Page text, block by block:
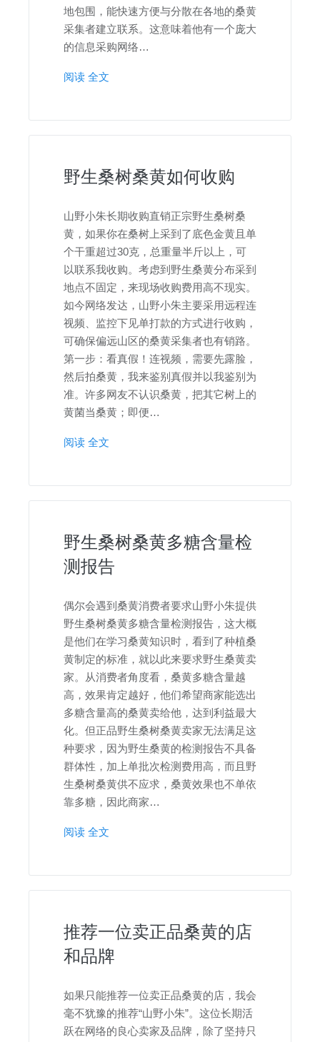
地包围，能快速方便与分散在各地的桑黄
采集者建立联系。这意味着他有一个庞大
的信息采购网络…
阅读 全文
野生桑树桑黄如何收购
山野小朱长期收购直销正宗野生桑树桑
黄，如果你在桑树上采到了底色金黄且单
个干重超过30克，总重量半斤以上，可
以联系我收购。考虑到野生桑黄分布采到
地点不固定，来现场收购费用高不现实。
如今网络发达，山野小朱主要采用远程连
视频、监控下见单打款的方式进行收购，
可确保偏远山区的桑黄采集者也有销路。
第一步：看真假！连视频，需要先露脸，
然后拍桑黄，我来鉴别真假并以我鉴别为
准。许多网友不认识桑黄，把其它树上的
黄菌当桑黄；即便…
阅读 全文
野生桑树桑黄多糖含量检
测报告
偶尔会遇到桑黄消费者要求山野小朱提供
野生桑树桑黄多糖含量检测报告，这大概
是他们在学习桑黄知识时，看到了种植桑
黄制定的标准，就以此来要求野生桑黄卖
家。从消费者角度看，桑黄多糖含量越
高，效果肯定越好，他们希望商家能选出
多糖含量高的桑黄卖给他，达到利益最大
化。但正品野生桑树桑黄卖家无法满足这
种要求，因为野生桑黄的检测报告不具备
群体性，加上单批次检测费用高，而且野
生桑树桑黄供不应求，桑黄效果也不单依
靠多糖，因此商家…
阅读 全文
推荐一位卖正品桑黄的店
和品牌
如果只能推荐一位卖正品桑黄的店，我会
毫不犹豫的推荐“山野小朱”。这位长期活
跃在网络的良心卖家及品牌，除了坚持只